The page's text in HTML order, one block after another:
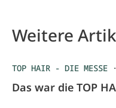
Weitere
TOP HAIR - DIE MESSE ·
Das war die TOP